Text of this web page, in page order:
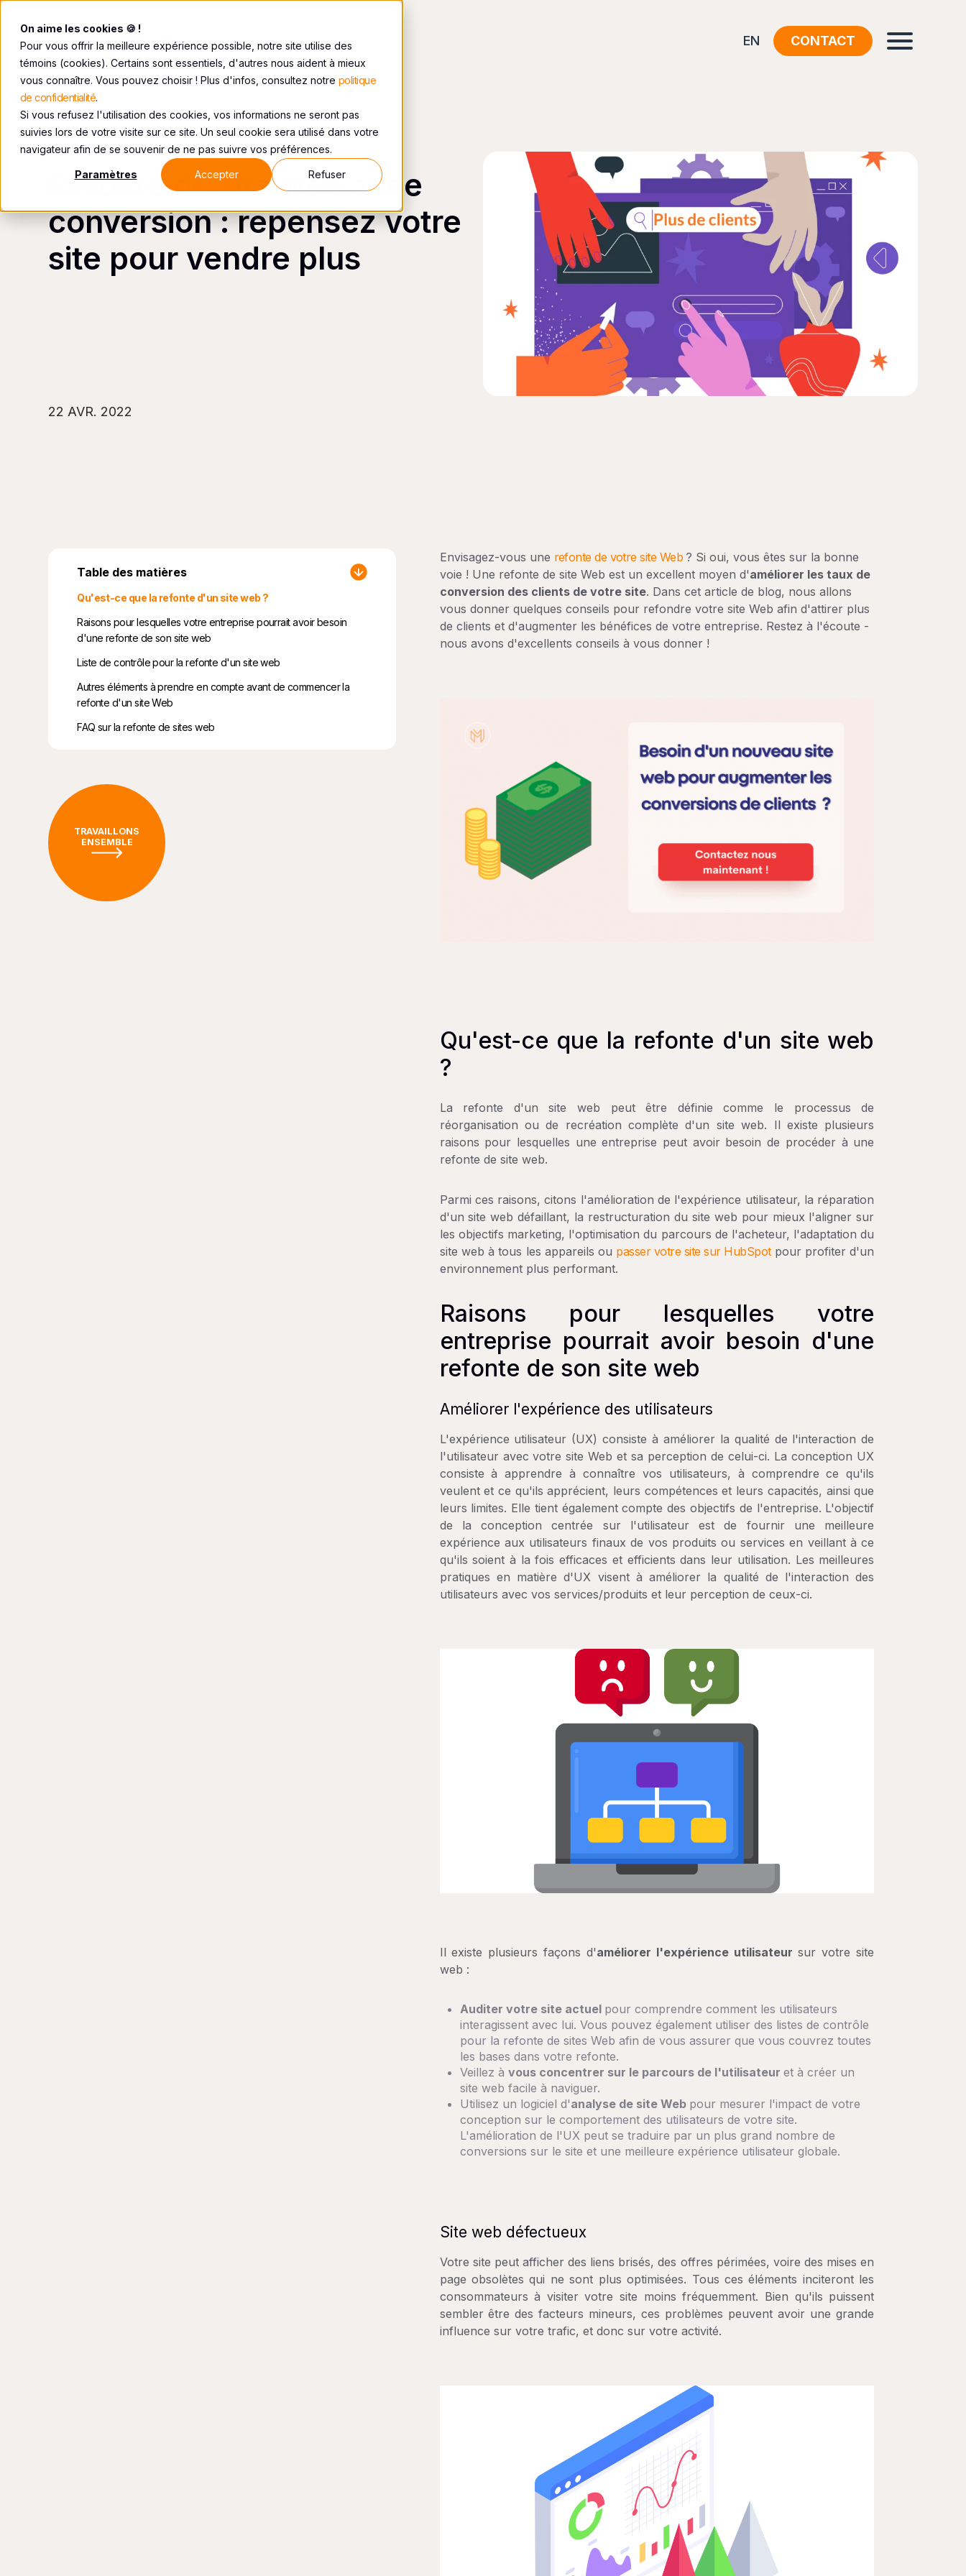
On aime les cookies 🍪 !
Pour vous offrir la meilleure expérience possible, notre site utilise des
témoins (cookies). Certains sont essentiels, d'autres nous aident à mieux
vous connaître. Vous pouvez choisir ! Plus d'infos, consultez notre politique
de confidentialité.
Si vous refusez l'utilisation des cookies, vos informations ne seront pas
suivies lors de votre visite sur ce site. Un seul cookie sera utilisé dans votre
navigateur afin de se souvenir de ne pas suivre vos préférences.
Paramètres Accepter Refuser
EN CONTACT
CONCEPTION WEB SITE WEB
Refonte de site web axée
conversion : repensez votre
site pour vendre plus
22 AVR. 2022
Table des matières
Qu'est-ce que la refonte d'un site web ?
Raisons pour lesquelles votre entreprise pourrait avoir besoin
d'une refonte de son site web
Liste de contrôle pour la refonte d'un site web
Autres éléments à prendre en compte avant de commencer la
refonte d'un site Web
FAQ sur la refonte de sites web
TRAVAILLONS
ENSEMBLE
Envisagez-vous une refonte de votre site Web ? Si oui, vous êtes sur la bonne
voie ! Une refonte de site Web est un excellent moyen d'améliorer les taux de
conversion des clients de votre site. Dans cet article de blog, nous allons
vous donner quelques conseils pour refondre votre site Web afin d'attirer plus
de clients et d'augmenter les bénéfices de votre entreprise. Restez à l'écoute -
nous avons d'excellents conseils à vous donner !
Qu'est-ce que la refonte d'un site web
?
La refonte d'un site web peut être définie comme le processus de
réorganisation ou de recréation complète d'un site web. Il existe plusieurs
raisons pour lesquelles une entreprise peut avoir besoin de procéder à une
refonte de site web.
Parmi ces raisons, citons l'amélioration de l'expérience utilisateur, la réparation
d'un site web défaillant, la restructuration du site web pour mieux l'aligner sur
les objectifs marketing, l'optimisation du parcours de l'acheteur, l'adaptation du
site web à tous les appareils ou passer votre site sur HubSpotpour profiter d'un
environnement plus performant.
Raisons pour lesquelles votre
entreprise pourrait avoir besoin d'une
refonte de son site web
Améliorer l'expérience des utilisateurs
L'expérience utilisateur (UX) consiste à améliorer la qualité de l'interaction de
l'utilisateur avec votre site Web et sa perception de celui-ci. La conception UX
consiste à apprendre à connaître vos utilisateurs, à comprendre ce qu'ils
veulent et ce qu'ils apprécient, leurs compétences et leurs capacités, ainsi que
leurs limites. Elle tient également compte des objectifs de l'entreprise. L'objectif
de la conception centrée sur l'utilisateur est de fournir une meilleure
expérience aux utilisateurs finaux de vos produits ou services en veillant à ce
qu'ils soient à la fois efficaces et efficients dans leur utilisation. Les meilleures
pratiques en matière d'UX visent à améliorer la qualité de l'interaction des
utilisateurs avec vos services/produits et leur perception de ceux-ci.
Il existe plusieurs façons d'améliorer l'expérience utilisateursur votre site
web :
Auditer votre site actuel pour comprendre comment les utilisateurs
interagissent avec lui. Vous pouvez également utiliser des listes de contrôle
pour la refonte de sites Web afin de vous assurer que vous couvrez toutes
les bases dans votre refonte.
Veillez à vous concentrer sur le parcours de l'utilisateur et à créer un
site web facile à naviguer.
Utilisez un logiciel d'analyse de site Web pour mesurer l'impact de votre
conception sur le comportement des utilisateurs de votre site.
L'amélioration de l'UX peut se traduire par un plus grand nombre de
conversions sur le site et une meilleure expérience utilisateur globale.
Site web défectueux
Votre site peut afficher des liens brisés, des offres périmées, voire des mises en
page obsolètes qui ne sont plus optimisées. Tous ces éléments inciteront les
consommateurs à visiter votre site moins fréquemment. Bien qu'ils puissent
sembler être des facteurs mineurs, ces problèmes peuvent avoir une grande
influence sur votre trafic, et donc sur votre activité.